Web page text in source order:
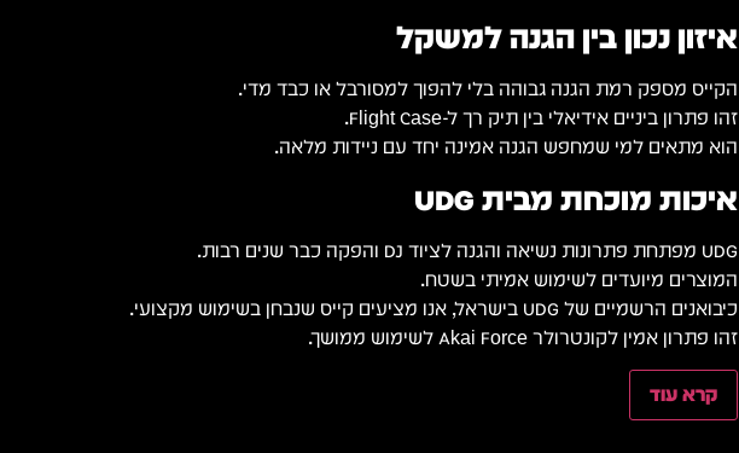
איזון נכון בין הגנה למשקל
הקייס מספק רמת הגנה גבוהה בלי להפוך למסורבל או כבד מדי.
זהו פתרון ביניים אידיאלי בין תיק רך ל-Flight Case.
הוא מתאים למי שמחפש הגנה אמינה יחד עם ניידות מלאה.
איכות מוכחת מבית UDG
UDG מפתחת פתרונות נשיאה והגנה לציוד DJ והפקה כבר שנים רבות.
המוצרים מיועדים לשימוש אמיתי בשטח.
כיבואנים הרשמיים של UDG בישראל, אנו מציעים קייס שנבחן בשימוש מקצועי.
זהו פתרון אמין לקונטרולר Akai Force לשימוש ממושך.
קרא עוד